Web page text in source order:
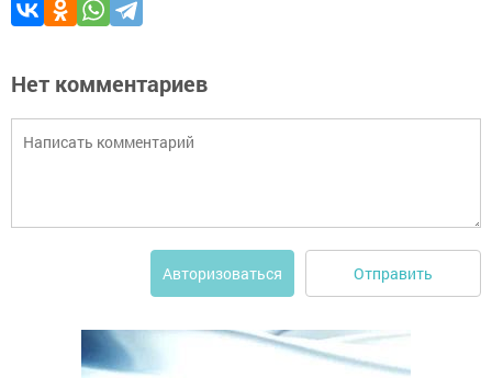
Нет комментариев
Авторизоваться Отправить